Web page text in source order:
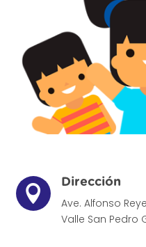

Dirección
Ave. Alfonso
Valle San Pedro